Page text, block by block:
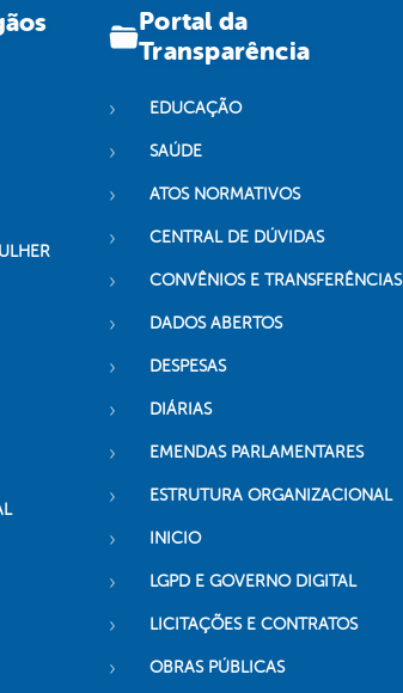
Portal da
Transparência
EDUCAÇÃO
SAÚDE
ATOS NORMATIVOS
CENTRAL DE DÚVIDAS
CONVÊNIOS E TRANSFERÊNCIAS
DADOS ABERTOS
DESPESAS
DIÁRIAS
EMENDAS PARLAMENTARES
ESTRUTURA ORGANIZACIONAL
INICIO
LGPD E GOVERNO DIGITAL
LICITAÇÕES E CONTRATOS
OBRAS PÚBLICAS